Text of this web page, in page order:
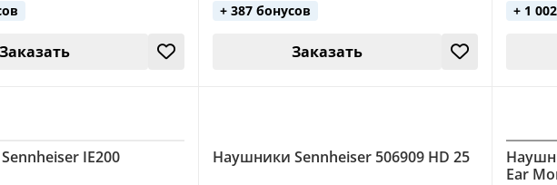
Заказать
+ 387 бонусов
Заказать
+ 1
IE200 Наушники Sennheiser 506909 HD 25
Ear